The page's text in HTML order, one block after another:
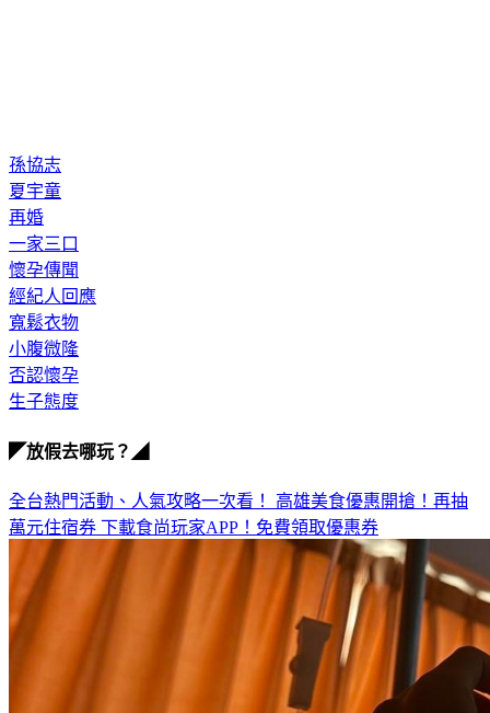
孫協志
夏宇童
再婚
一家三口
懷孕傳聞
經紀人回應
寬鬆衣物
小腹微隆
否認懷孕
生子態度
◤放假去哪玩？◢
全台熱門活動、人氣攻略一次看！ 高雄美食優惠開搶！再抽
萬元住宿券 下載食尚玩家APP！免費領取優惠券